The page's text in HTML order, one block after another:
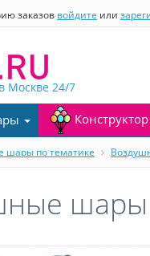
заказов войдите или
Москве 24/7
Конструктор
шары по тематике